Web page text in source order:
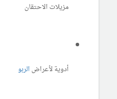
مزيلات الاحتقان
أدوية لأعراض الربو